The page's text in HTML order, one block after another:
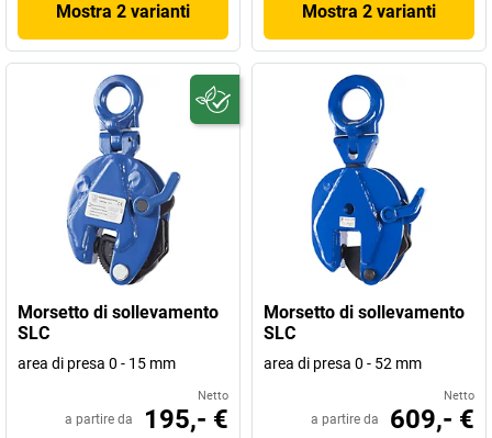
Mostra 2 varianti Mostra 2 varianti
Morsetto di sollevamento
SLC
area di presa 0 - 15 mm
Netto
a partire da 195,- €
Morsetto di sollevamento
SLC
area di presa 0 - 52 mm
Netto
a partire da 609,- €